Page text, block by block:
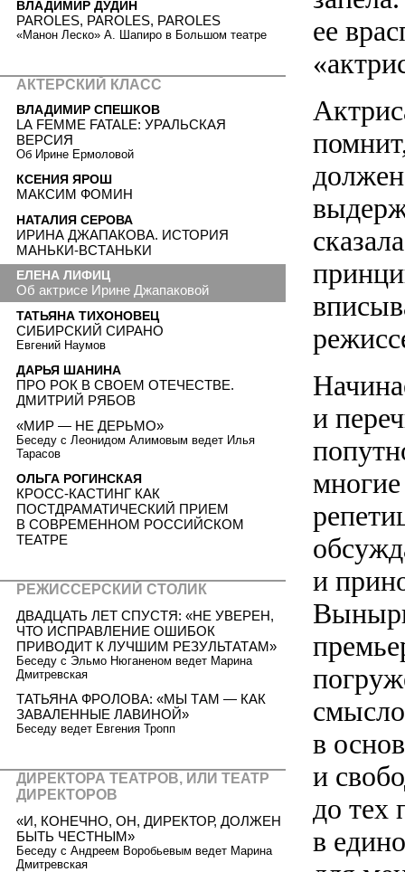
ее
и
и
в
и
до тех
в
ВЛАДИМИР ДУДИН
PAROLES, PAROLES, PAROLES
«Манон Леско» А. Шапиро в Большом театре
АКТЕРСКИЙ КЛАСС
ВЛАДИМИР СПЕШКОВ
LA FEMME FATALE: УРАЛЬСКАЯ
ВЕРСИЯ
Об Ирине Ермоловой
КСЕНИЯ ЯРОШ
МАКСИМ ФОМИН
НАТАЛИЯ СЕРОВА
ИРИНА ДЖАПАКОВА. ИСТОРИЯ
МАНЬКИ-ВСТАНЬКИ
ЕЛЕНА ЛИФИЦ
Об актрисе Ирине Джапаковой
ТАТЬЯНА ТИХОНОВЕЦ
СИБИРСКИЙ СИРАНО
Евгений Наумов
ДАРЬЯ ШАНИНА
ПРО РОК В СВОЕМ ОТЕЧЕСТВЕ.
ДМИТРИЙ РЯБОВ
«МИР — НЕ ДЕРЬМО»
Беседу с Леонидом Алимовым ведет Илья
Тарасов
ОЛЬГА РОГИНСКАЯ
КРОСС-КАСТИНГ КАК
ПОСТДРАМАТИЧЕСКИЙ ПРИЕМ
В СОВРЕМЕННОМ РОССИЙСКОМ
ТЕАТРЕ
РЕЖИССЕРСКИЙ СТОЛИК
ДВАДЦАТЬ ЛЕТ СПУСТЯ: «НЕ УВЕРЕН,
ЧТО ИСПРАВЛЕНИЕ ОШИБОК
ПРИВОДИТ К ЛУЧШИМ РЕЗУЛЬТАТАМ»
Беседу с Эльмо Нюганеном ведет Марина
Дмитревская
ТАТЬЯНА ФРОЛОВА: «МЫ ТАМ — КАК
ЗАВАЛЕННЫЕ ЛАВИНОЙ»
Беседу ведет Евгения Тропп
ДИРЕКТОРА ТЕАТРОВ, ИЛИ ТЕАТР
ДИРЕКТОРОВ
«И, КОНЕЧНО, ОН, ДИРЕКТОР, ДОЛЖЕН
БЫТЬ ЧЕСТНЫМ»
Беседу с Андреем Воробьевым ведет Марина
Дмитревская